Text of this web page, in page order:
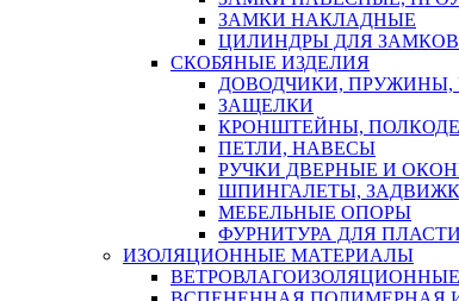
ЗАМКИ НАКЛАДНЫЕ
ЦИЛИНДРЫ ДЛЯ ЗАМКОВ
СКОБЯНЫЕ ИЗДЕЛИЯ
ДОВОДЧИКИ, ПРУЖИНЫ,
ЗАЩЕЛКИ
КРОНШТЕЙНЫ,
ПЕТЛИ, НАВЕСЫ
РУЧКИ ДВЕРНЫЕ И
ШПИНГАЛЕТЫ,
МЕБЕЛЬНЫЕ ОПОРЫ
ФУРНИТУРА ДЛЯ
ИЗОЛЯЦИОННЫЕ МАТЕРИАЛЫ